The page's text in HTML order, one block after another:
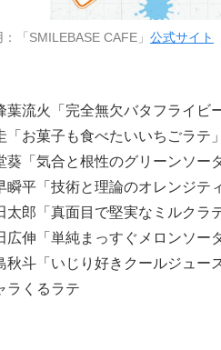
：「SMILEBASE CAFE」 公式サイト
葉流火「完全無欠バタフライビー
「お菓子も食べたいいちごラテ」
葵「気合と根性のグリーンソーダ
瞬平「技術と理論のオレンジテ
太郎「真面目で堅実なミルクラテ
広伸「単純まっすぐメロンソーダ
秋斗「いじり好きクールジュース
ラくるラテ